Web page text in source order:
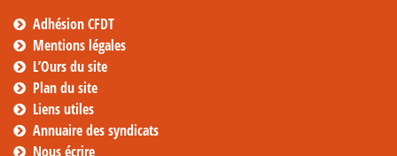
Adhésion CFDT
Mentions légales
L’Ours du site
Plan du site
Liens utiles
Annuaire des syndicats
Nous écrire